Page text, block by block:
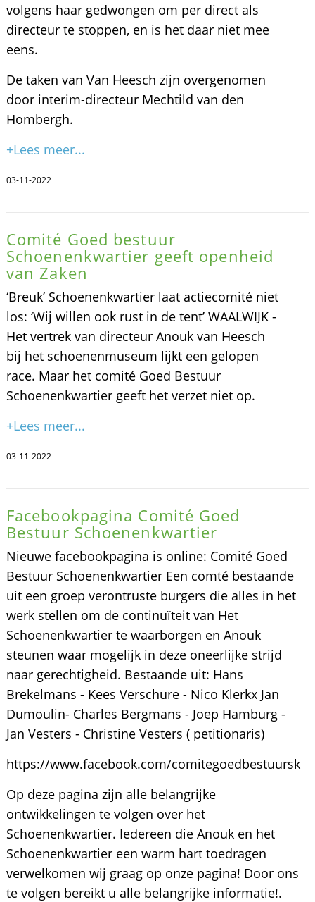
volgens haar gedwongen om per direct als
directeur te stoppen, en is het daar niet mee
eens.
De taken van Van Heesch zijn overgenomen
door interim-directeur Mechtild van den
Hombergh.
+Lees meer...
03-11-2022
Comité Goed bestuur
Schoenenkwartier geeft openheid
van Zaken
‘Breuk’ Schoenenkwartier laat actiecomité niet
los: ‘Wij willen ook rust in de tent’ WAALWIJK -
Het vertrek van directeur Anouk van Heesch
bij het schoenenmuseum lijkt een gelopen
race. Maar het comité Goed Bestuur
Schoenenkwartier geeft het verzet niet op.
+Lees meer...
03-11-2022
Facebookpagina Comité Goed
Bestuur Schoenenkwartier
Nieuwe facebookpagina is online: Comité Goed
Bestuur Schoenenkwartier Een comté bestaande
uit een groep verontruste burgers die alles in het
werk stellen om de continuïteit van Het
Schoenenkwartier te waarborgen en Anouk
steunen waar mogelijk in deze oneerlijke strijd
naar gerechtigheid. Bestaande uit: Hans
Brekelmans - Kees Verschure - Nico Klerkx Jan
Dumoulin- Charles Bergmans - Joep Hamburg -
Jan Vesters - Christine Vesters ( petitionaris)
https://www.facebook.com/comitegoedbestuursk
Op deze pagina zijn alle belangrijke
ontwikkelingen te volgen over het
Schoenenkwartier. Iedereen die Anouk en het
Schoenenkwartier een warm hart toedragen
verwelkomen wij graag op onze pagina! Door ons
te volgen bereikt u alle belangrijke informatie!.